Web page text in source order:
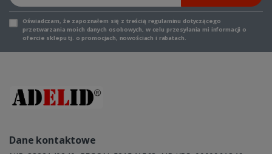
Oświadczam, że zapoznałem się z treścią regulaminu dotyczącego
przetwarzania moich danych osobowych, w celu przesyłania mi informacji o
ofercie sklepu tj. o promocjach, nowościach i rabatach.
Dane kontaktowe